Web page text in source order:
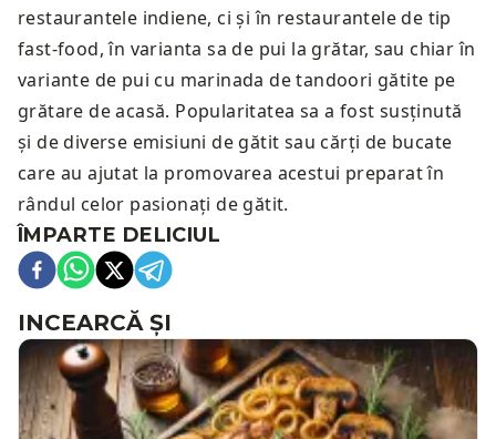
restaurantele indiene, ci și în restaurantele de tip
fast-food, în varianta sa de pui la grătar, sau chiar în
variante de pui cu marinada de tandoori gătite pe
grătare de acasă. Popularitatea sa a fost susținută
și de diverse emisiuni de gătit sau cărți de bucate
care au ajutat la promovarea acestui preparat în
rândul celor pasionați de gătit.
ÎMPARTE DELICIUL
INCEARCĂ ȘI